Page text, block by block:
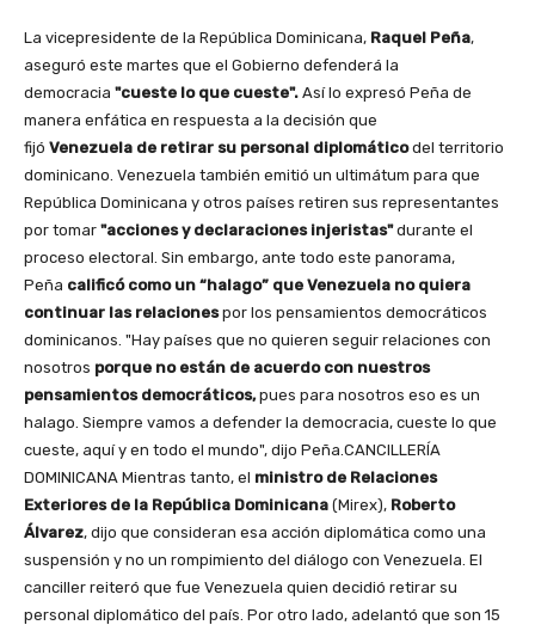
La vicepresidente de la República Dominicana, Raquel Peña,
aseguró este martes que el Gobierno defenderá la
democracia "cueste lo que cueste". Así lo expresó Peña de
manera enfática en respuesta a la decisión que
fijó Venezuela de retirar su personal diplomáticodel territorio
dominicano. Venezuela también emitió un ultimátum para que
República Dominicana y otros países retiren sus representantes
por tomar "acciones y declaraciones injeristas"durante el
proceso electoral. Sin embargo, ante todo este panorama,
Peña calificó como un “halago” que Venezuela no quiera
continuar las relacionespor los pensamientos democráticos
dominicanos. "Hay países que no quieren seguir relaciones con
nosotros porque no están de acuerdo con nuestros
pensamientos democráticos,pues para nosotros eso es un
halago. Siempre vamos a defender la democracia, cueste lo que
cueste, aquí y en todo el mundo", dijo Peña.CANCILLERÍA
DOMINICANA Mientras tanto, el ministro de Relaciones
Exteriores de la República Dominicana (Mirex), Roberto
Álvarez, dijo que consideran esa acción diplomática como una
suspensión y no un rompimiento del diálogo con Venezuela. El
canciller reiteró que fue Venezuela quien decidió retirar su
personal diplomático del país. Por otro lado, adelantó que son 15